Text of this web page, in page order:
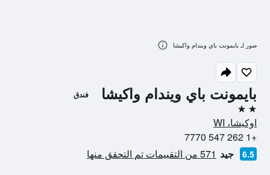
بايمونت باي ويندام واكيشا فندق
2 نجمتين
اوكيشا، WI
+1 262 547 7770
6.5 جيد 571 من التقييمات تم التحقق منها
صور لـ بايمونت باي ويندام واكيشا